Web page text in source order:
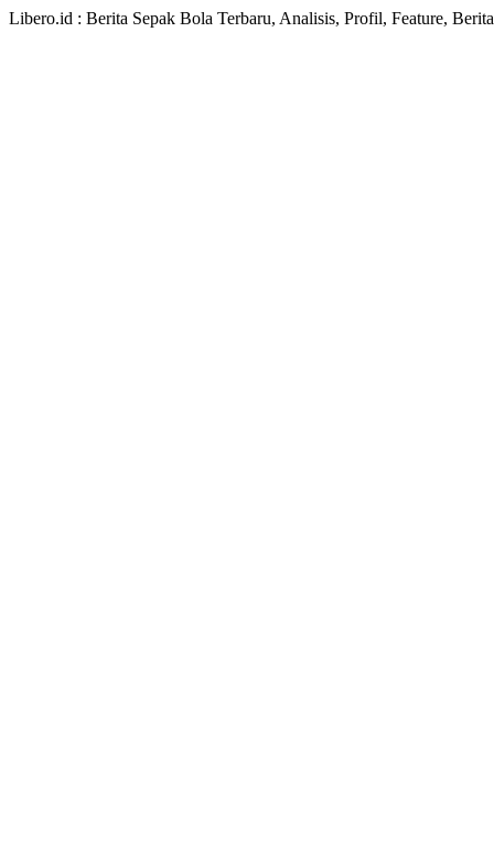
Libero.id : Berita Sepak Bola Terbaru, Analisis, Profil, Feature,